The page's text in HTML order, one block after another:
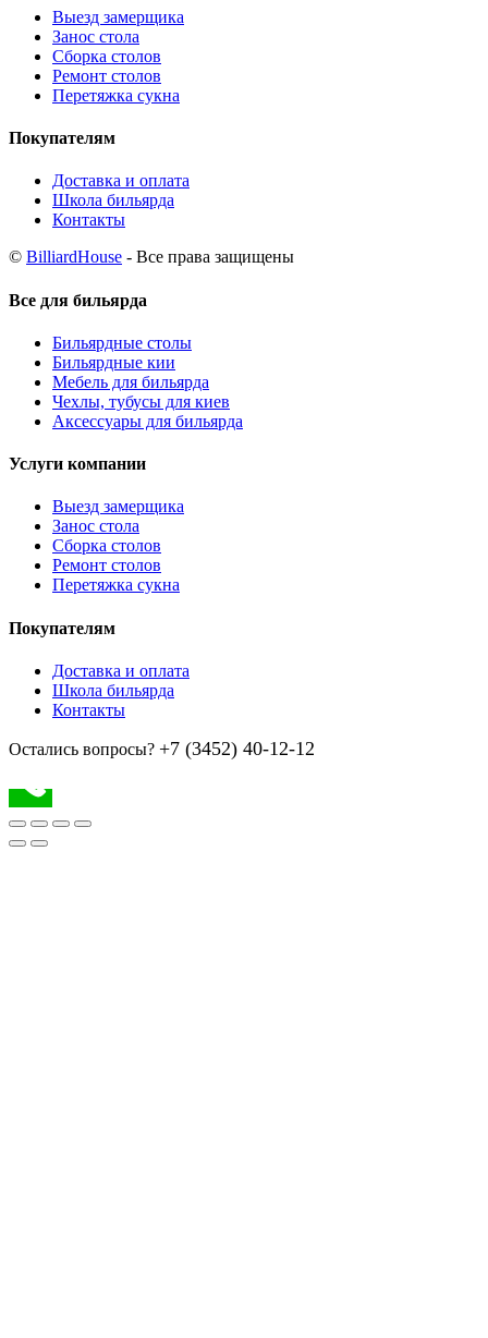
Выезд замерщика
Занос стола
Сборка столов
Ремонт столов
Перетяжка сукна
Покупателям
Доставка и оплата
Школа бильярда
Контакты
© BilliardHouse - Все права защищены
Все для бильярда
Бильярдные столы
Бильярдные кии
Мебель для бильярда
Чехлы, тубусы для киев
Аксессуары для бильярда
Услуги компании
Выезд замерщика
Занос стола
Сборка столов
Ремонт столов
Перетяжка сукна
Покупателям
Доставка и оплата
Школа бильярда
Контакты
Остались вопросы? +7 (3452) 40-12-12